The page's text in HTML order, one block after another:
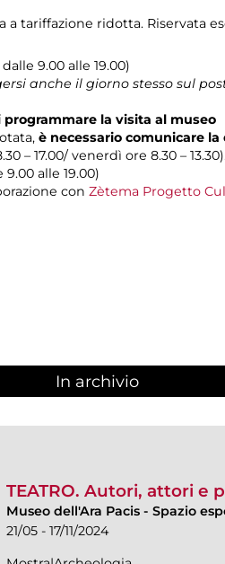
ridotta. Riservata
9.00 alle 19.00)
anche il giorno stesso sul
programmare la visita al museo
è necessario comunicare
– 17.00/ venerdì ore 8.30 –
alle 19.00)
con Zètema Progetto
In archivio
TEATRO. Autori, attori e
Museo dell'Ara Pacis - Spazio
21/05 - 17/11/2024